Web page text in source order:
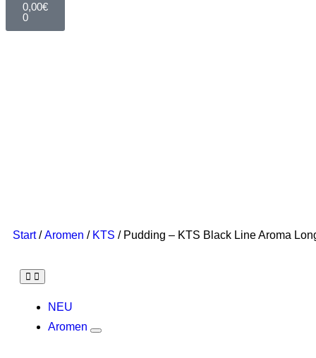
0,00€
0
Start/Aromen / KTS / Pudding – KTS Black Line Aroma
NEU
Aromen